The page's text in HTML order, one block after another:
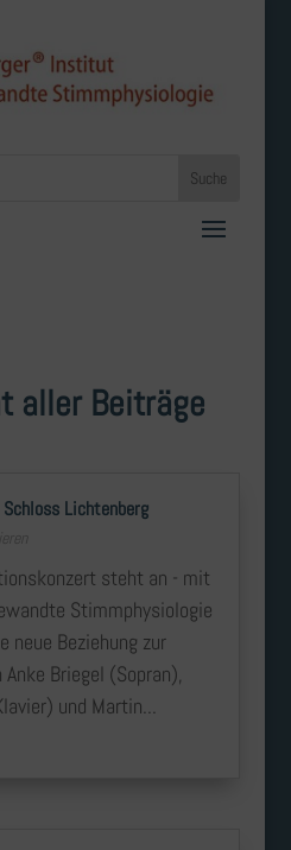
aller Beiträge
Lichtenberg
steht an - mit
Stimmphysiologie
neue Beziehung zur
Briegel (Sopran),
und Martin...